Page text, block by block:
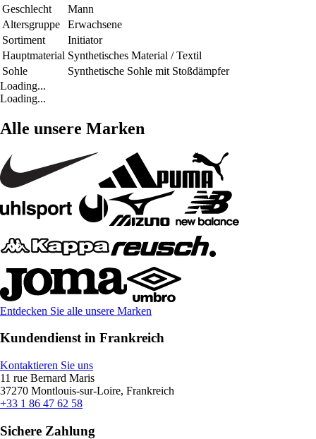
Geschlecht
Mann
Altersgruppe
Erwachsene
Sortiment
Initiator
Hauptmaterial Synthetisches Material / Textil
Sohle
Synthetische Sohle mit Stoßdämpfer
Loading...
Loading...
Alle unsere Marken
Entdecken Sie alle unsere Marken
Kundendienst in Frankreich
Kontaktieren Sie uns
11 rue Bernard Maris
37270 Montlouis-sur-Loire, Frankreich
+33 1 86 47 62 58
Sichere Zahlung